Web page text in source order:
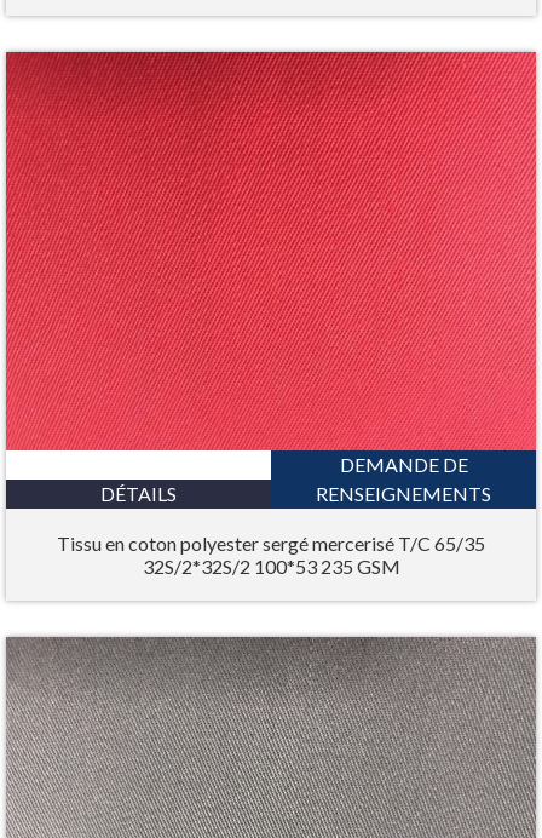
DÉTAILS
DEMANDE DE
RENSEIGNEMENTS
Tissu en coton polyester sergé mercerisé T/C 65/35
32S/2*32S/2 100*53 235 GSM